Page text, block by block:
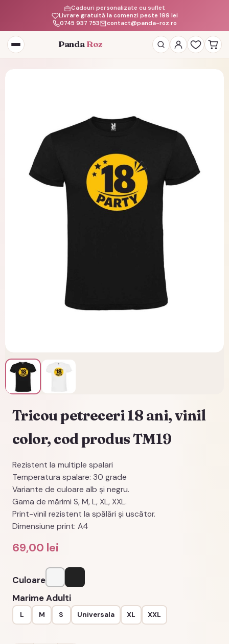
Livrare gratuită la comenzi peste 199 lei
Cadouri personalizate cu suflet
0745 937 753
contact@panda-roz.ro
Deschide
meniul
Panda Roz
Tricou petreceri 18 ani, vinil
color, cod produs TM19
Rezistent la multiple spalari
Temperatura spalare: 30 grade
Variante de culoare alb şi negru.
Gama de mărimi S, M, L, XL, XXL.
Print-vinil rezistent la spălări şi uscător.
Dimensiune print: A4
69,00 lei
Culoare
Marime Adulti
L M S Universala XL XXL